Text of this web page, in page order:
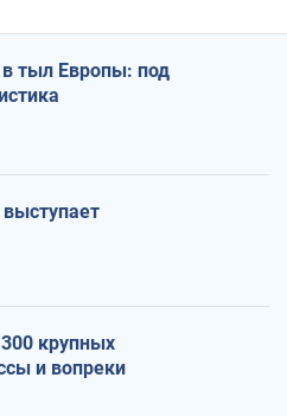
тыл Европы: под
крупных
и вопреки